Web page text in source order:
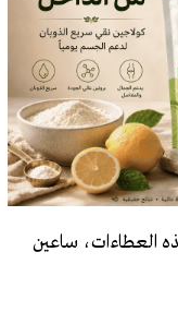
العطاءات، ساعين